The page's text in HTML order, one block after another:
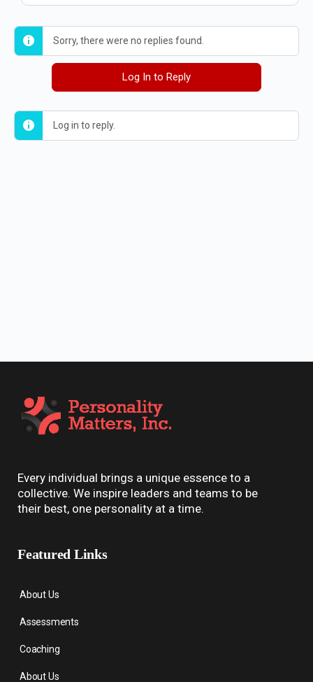
Sorry, there were no replies found.
Log In to Reply
Log in to reply.
Every individual brings a unique essence to a
collective. We inspire leaders and teams to be
their best, one personality at a time.
Featured Links
About Us
Assessments
Coaching
About Us